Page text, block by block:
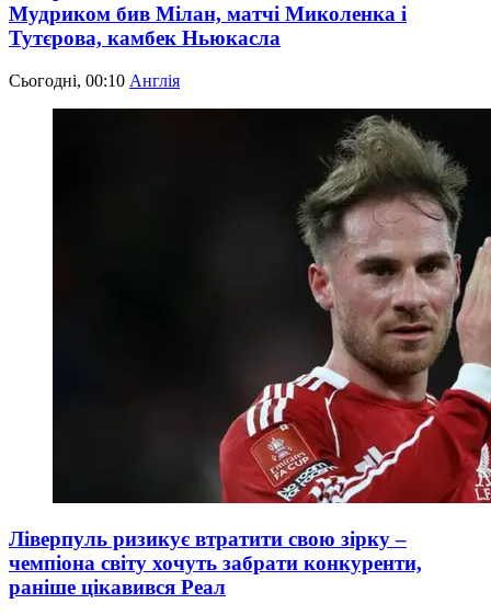
Мудриком бив Мілан, матчі Миколенка і
Тутєрова, камбек Ньюкасла
Сьогодні, 00:10 Англія
Ліверпуль ризикує втратити свою зірку –
чемпіона світу хочуть забрати конкуренти,
раніше цікавився Реал